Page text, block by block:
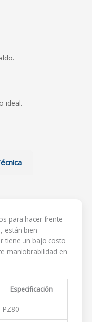
ideal.
para hacer frente
están bien
tiene un bajo costo
maniobrabilidad en
Especificación
PZ80